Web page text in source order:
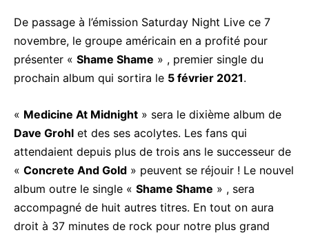
De passage à l’émission Saturday Night Live ce 7
novembre, le groupe américain en a profité pour
présenter « Shame Shame » , premier single du
prochain album qui sortira le 5 février 2021.
« Medicine At Midnight » sera le dixième album de
Dave Grohl et des ses acolytes. Les fans qui
attendaient depuis plus de trois ans le successeur de
« Concrete And Gold » peuvent se réjouir ! Le nouvel
album outre le single « Shame Shame » , sera
accompagné de huit autres titres. En tout on aura
droit à 37 minutes de rock pour notre plus grand